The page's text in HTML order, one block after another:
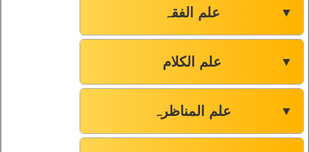
علم الفقہ ▼
علم الکلام ▼
علم المناظرہ ▼